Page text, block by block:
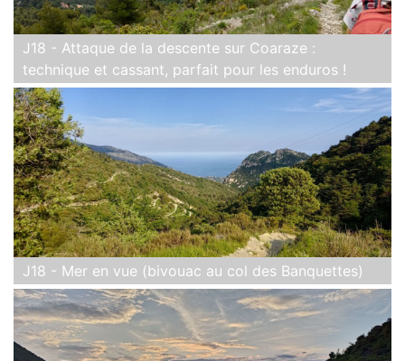
J18 - Attaque de la descente sur Coaraze :
technique et cassant, parfait pour les enduros !
J18 - Mer en vue (bivouac au col des Banquettes)